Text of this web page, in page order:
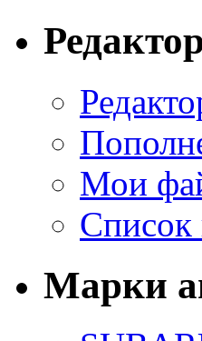
Мои
Список
Марки